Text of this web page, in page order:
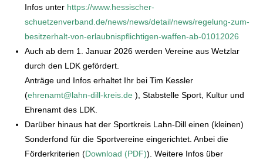
Infos unter https://www.hessischer-
schuetzenverband.de/news/news/detail/news/regelung-zum-
besitzerhalt-von-erlaubnispflichtigen-waffen-ab-01012026
Auch ab dem 1. Januar 2026 werden Vereine aus Wetzlar
durch den LDK gefördert.
Anträge und Infos erhaltet Ihr bei Tim Kessler
(ehrenamt@lahn-dill-kreis.de ), Stabstelle Sport, Kultur und
Ehrenamt des LDK.
Darüber hinaus hat der Sportkreis Lahn-Dill einen (kleinen)
Sonderfond für die Sportvereine eingerichtet. Anbei die
Förderkriterien (Download (PDF)). Weitere Infos über